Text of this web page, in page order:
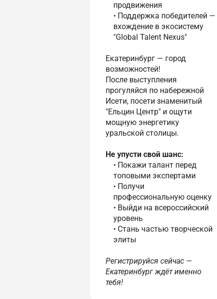
продвижения
• Поддержка победителей —
вхождение в экосистему
"Global Talent Nexus"
Екатеринбург — город
возможностей!
После выступления
прогуляйся по набережной
Исети, посети знаменитый
"Ельцин Центр" и ощути
мощную энергетику
уральской столицы.
Не упусти свой шанс:
• Покажи талант перед
топовыми экспертами
• Получи
профессиональную оценку
• Выйди на всероссийский
уровень
• Стань частью творческой
элиты
Регистрируйся сейчас —
Екатеринбург ждёт именно
тебя!